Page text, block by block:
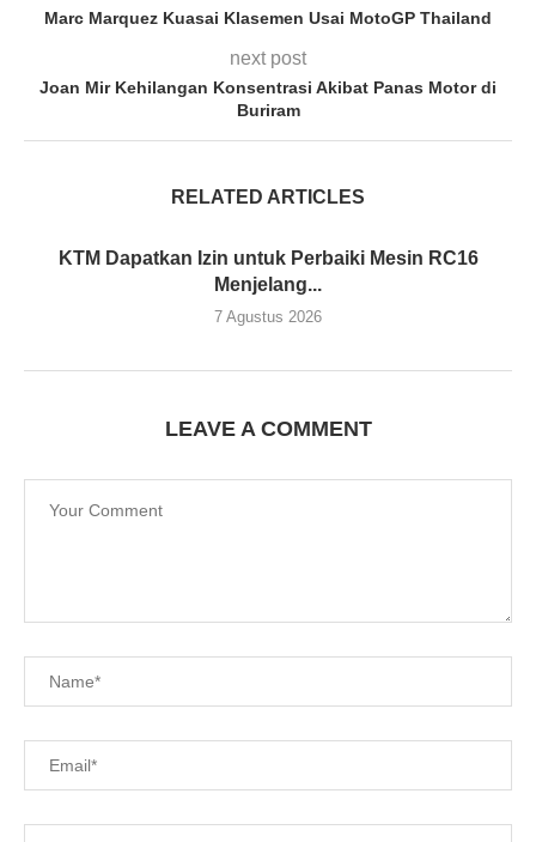
Marc Marquez Kuasai Klasemen Usai MotoGP Thailand
next post
Joan Mir Kehilangan Konsentrasi Akibat Panas Motor di
Buriram
RELATED ARTICLES
KTM Dapatkan Izin untuk Perbaiki Mesin RC16
Menjelang...
7 Agustus 2026
LEAVE A COMMENT